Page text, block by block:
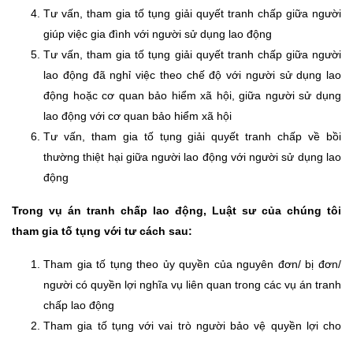
Tư vấn, tham gia tố tụng giải quyết tranh chấp giữa người
giúp việc gia đình với người sử dụng lao động
Tư vấn, tham gia tố tụng giải quyết tranh chấp giữa người
lao động đã nghỉ việc theo chế độ với người sử dụng lao
động hoặc cơ quan bảo hiểm xã hội, giữa người sử dụng
lao động với cơ quan bảo hiểm xã hội
Tư vấn, tham gia tố tụng giải quyết tranh chấp về bồi
thường thiệt hại giữa người lao động với người sử dụng lao
động
Trong vụ án tranh chấp lao động, Luật sư của chúng tôi
tham gia tố tụng với tư cách sau:
Tham gia tố tụng theo ủy quyền của nguyên đơn/ bị đơn/
người có quyền lợi nghĩa vụ liên quan trong các vụ án tranh
chấp lao động
Tham gia tố tụng với vai trò người bảo vệ quyền lợi cho